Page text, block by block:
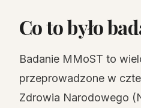
Co to było
Badanie MMoST to
przeprowadzone w
Zdrowia Narodowego